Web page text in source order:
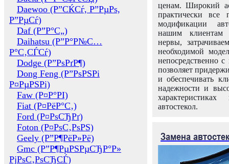
Daewoo (Р”СЌСѓ, Р”РµРѕ,
Р”РµСѓ)
Daf (Р”Р°С„)
Daihatsu (Р”Р°Р№С…
Р°С‚СЃСѓ)
Dodge (Р”РѕРґР¶)
Dong Feng (Р”РѕРЅРі
Р¤РµРЅРі)
Faw (Р¤Р°РІ)
Fiat (Р¤РёР°С‚)
Ford (Р¤РѕСЂРґ)
Foton (Р¤РѕС‚РѕРЅ)
Geely (Р”Р¶РёР»Рё)
Gmc (Р”Р¶РµРЅРµСЂР°Р»
РјРѕС‚РѕСЂСЃ)
ценам. Широкий
практически все
модификации
нашим клиентам
нервы,
необходимой
непосредственно
позволяет
и обеспечивать
надежности и
автостекол.
Замена